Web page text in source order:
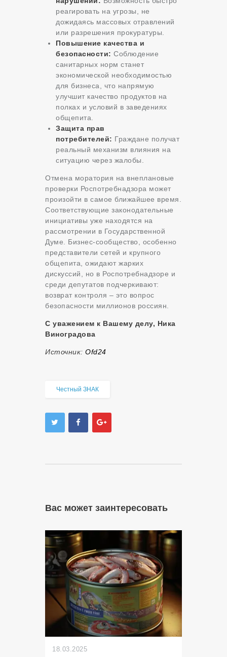
реагировать на угрозы, не
дожидаясь массовых отравлений
или разрешения прокуратуры.
Повышение качества и
безопасности: Соблюдение
санитарных норм станет
экономической необходимостью
для бизнеса, что напрямую
улучшит качество продуктов на
полках и условий в заведениях
общепита.
Защита прав
потребителей: Граждане получат
реальный механизм влияния на
ситуацию через жалобы.
Отмена моратория на внеплановые
проверки Роспотребнадзора может
произойти в самое ближайшее время.
Соответствующие законодательные
инициативы уже находятся на
рассмотрении в Государственной
Думе. Бизнес-сообщество, особенно
представители сетей и крупного
общепита, ожидают жарких
дискуссий, но в Роспотребнадзоре и
среди депутатов подчеркивают:
возврат контроля – это вопрос
безопасности миллионов россиян.
С уважением к Вашему делу, Ника
Виноградова
Источник: Оfd24
Честный ЗНАК
Вас может заинтересовать
18.03.2025